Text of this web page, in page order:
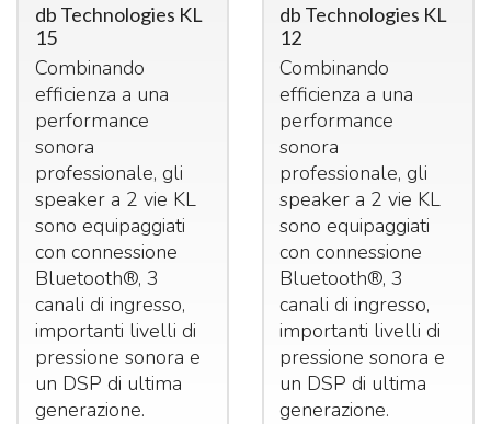
db Technologies KL
15
Combinando
efficienza a una
performance
sonora
professionale, gli
speaker a 2 vie KL
sono equipaggiati
con connessione
Bluetooth®, 3
canali di ingresso,
importanti livelli di
pressione sonora e
un DSP di ultima
generazione.
db Technologies KL
12
Combinando
efficienza a una
performance
sonora
professionale, gli
speaker a 2 vie KL
sono equipaggiati
con connessione
Bluetooth®, 3
canali di ingresso,
importanti livelli di
pressione sonora e
un DSP di ultima
generazione.